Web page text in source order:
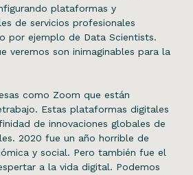
plataformas y
de servicios profesionales
por ejemplo de Data Scientists.
veremos son inimaginables para la
como Zoom que están
Estas plataformas digitales
de innovaciones globales de
2020 fue un año horrible de
y social. Pero también fue el
a la vida digital. Podemos